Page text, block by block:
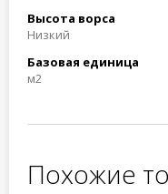
Высота ворса
Низкий
Базовая единица
м2
Похожие